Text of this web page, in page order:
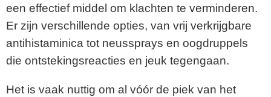
een effectief middel om klachten te verminderen.
Er zijn verschillende opties, van vrij verkrijgbare
antihistaminica tot neussprays en oogdruppels
die ontstekingsreacties en jeuk tegengaan.
Het is vaak nuttig om al vóór de piek van het